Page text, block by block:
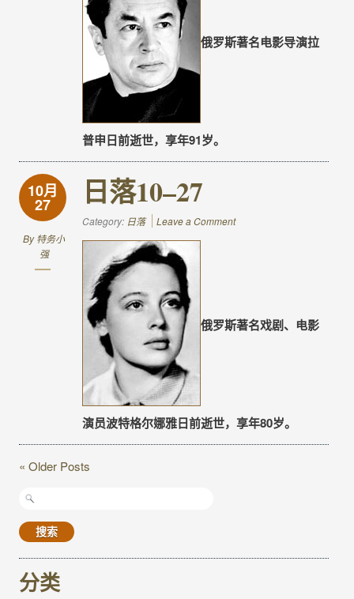
俄罗斯著名电影导演拉
普申日前逝世，享年91岁。
10月
27
By特务小
强
日落10–27
Category: 日落 Leave a Comment
俄罗斯著名戏剧、电影
演员波特格尔娜雅日前逝世，享年80岁。
« Older Posts
搜
分类